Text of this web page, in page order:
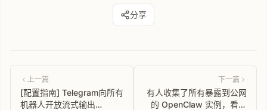
分享
上一篇
[配置指南] Telegram向所有
机器人开放流式输出
下一篇
有人收集了所有暴露到公网
的 OpenClaw 实例，看看